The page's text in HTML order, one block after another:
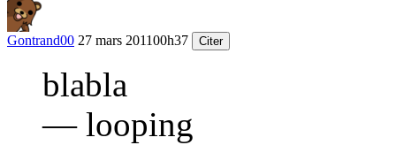
Gontrand00 27 mars 201100h37 Citer
blabla
— looping